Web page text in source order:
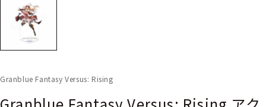
Granblue Fantasy Versus: Rising